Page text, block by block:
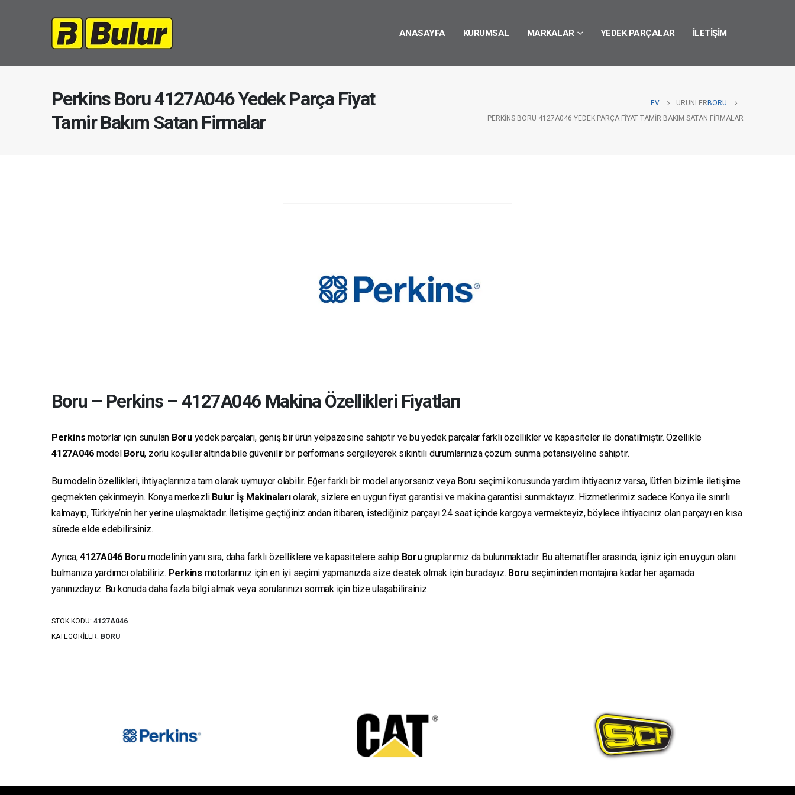
ANASAYFA KURUMSAL MARKALAR YEDEK PARÇALAR İLETIŞIM
Perkins Boru 4127A046 Yedek Parça Fiyat
Tamir Bakım Satan Firmalar
EV ÜRÜNLER BORU
PERKINS BORU 4127A046 YEDEK PARÇA FIYAT TAMIR BAKIM SATAN FIRMALAR
Boru – Perkins–4127A046 Makina Özellikleri Fiyatları
Perkins motorlar için sunulan Boruyedek parçaları, geniş bir ürün yelpazesine sahiptir ve bu yedek parçalar farklı özellikler ve kapasiteler ile donatılmıştır. Özellikle
4127A046 model Boru, zorlu koşullar altında bile güvenilir bir performans sergileyerek sıkıntılı durumlarınıza çözüm sunma potansiyeline sahiptir.
Bu modelin özellikleri, ihtiyaçlarınıza tam olarak uymuyor olabilir. Eğer farklı bir model arıyorsanız veya Boru seçimi konusunda yardım ihtiyacınız varsa, lütfen bizimle iletişime
geçmekten çekinmeyin. Konya merkezli Bulur İş Makinalarıolarak, sizlere en uygun fiyat garantisi ve makina garantisi sunmaktayız. Hizmetlerimiz sadece Konya ile sınırlı
kalmayıp, Türkiye’nin her yerine ulaşmaktadır. İletişime geçtiğiniz andan itibaren, istediğiniz parçayı 24 saat içinde kargoya vermekteyiz, böylece ihtiyacınız olan parçayı en kısa
sürede elde edebilirsiniz.
Ayrıca,4127A046 Boru modelinin yanı sıra, daha farklı özelliklere ve kapasitelere sahip Borugruplarımız da bulunmaktadır. Bu alternatifler arasında, işiniz için en uygun olanı
bulmanıza yardımcı olabiliriz. Perkins motorlarınız için en iyi seçimi yapmanızda size destek olmak için buradayız. Boru seçiminden montajına kadar her aşamada
yanınızdayız. Bu konuda daha fazla bilgi almak veya sorularınızı sormak için bize ulaşabilirsiniz.
STOK KODU: 4127A046
KATEGORILER: BORU